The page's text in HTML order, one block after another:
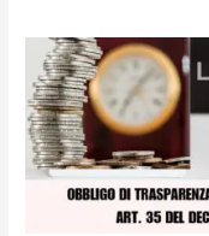
ADEMPIMENTI
LEGGE
N.
124/2017